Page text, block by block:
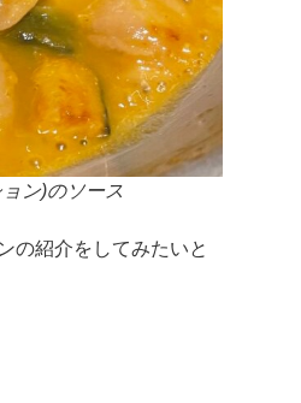
ン)のソース
の紹介をしてみたいと